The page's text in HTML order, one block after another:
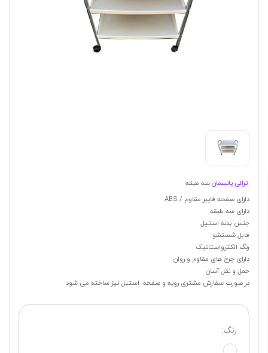
ترالی پانسمانسه طبقه
دارای صفحه فایبر مقاوم / ABS
دارای سه طبقه
جنس بدنه استیل
قابل شستشو
رنگ الکترواستاتیک
دارای چرخ های مقاوم و روان
حمل و نقل آسان
در صورت سفارش مشتری رویه و صفحه استیل نیز ساخته می شود
رنگ: